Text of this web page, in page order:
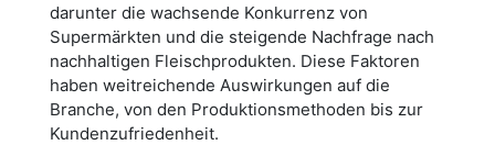
darunter die wachsende Konkurrenz von
Supermärkten und die steigende Nachfrage nach
nachhaltigen Fleischprodukten. Diese Faktoren
haben weitreichende Auswirkungen auf die
Branche, von den Produktionsmethoden bis zur
Kundenzufriedenheit.